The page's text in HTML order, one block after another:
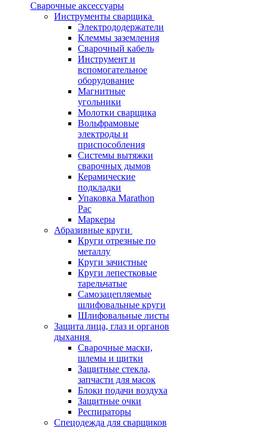
Сварочные аксессуары
Инструменты сварщика
Электрододержатели
Клеммы заземления
Сварочный кабель
Инструмент и
вспомогательное
оборудование
Магнитные
угольники
Молотки сварщика
Вольфрамовые
электроды и
приспособления
Системы вытяжки
сварочных дымов
Керамические
подкладки
Упаковка Marathon
Pac
Маркеры
Абразивные круги
Круги отрезные по
металлу
Круги зачистные
Круги лепестковые
тарельчатые
Самозацепляемые
шлифовальные круги
Шлифовальные листы
Защита лица, глаз и органов
дыхания
Сварочные маски,
шлемы и щитки
Защитные стекла,
запчасти для масок
Блоки подачи воздуха
Защитные очки
Респираторы
Спецодежда для сварщиков